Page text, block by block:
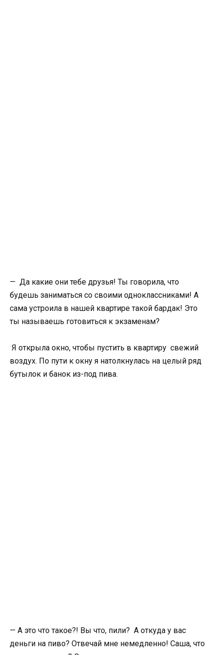
— Да какие они тебе друзья! Ты говорила, что
будешь заниматься со своими одноклассниками! А
сама устроила в нашей квартире такой бардак! Это
ты называешь готовиться к экзаменам?
Я открыла окно, чтобы пустить в квартиру свежий
воздух. По пути к окну я натолкнулась на целый ряд
бутылок и банок из-под пива.
— А это что такое?! Вы что, пили? А откуда у вас
деньги на пиво? Отвечай мне немедленно! Саша, что